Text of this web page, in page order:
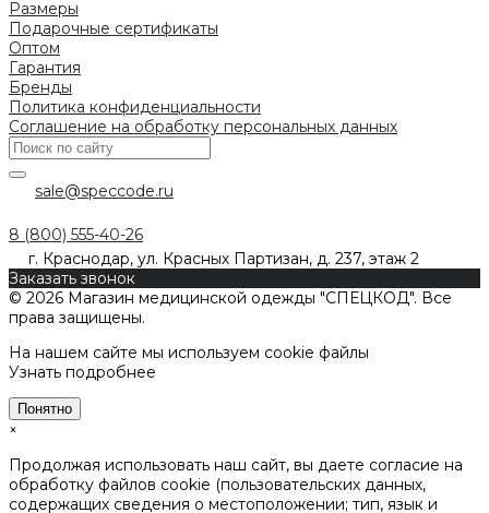
Размеры
Подарочные сертификаты
Оптом
Гарантия
Бренды
Политика конфиденциальности
Соглашение на обработку персональных данных
sale@speccode.ru
8 (800) 555-40-26
г. Краснодар, ул. Красных Партизан, д. 237, этаж 2
Заказать звонок
© 2026 Магазин медицинской одежды "СПЕЦКОД". Все
права защищены.
На нашем сайте мы используем cookie файлы
Узнать подробнее
Понятно
×
Продолжая использовать наш сайт, вы даете согласие на
обработку файлов cookie (пользовательских данных,
содержащих сведения о местоположении; тип, язык и